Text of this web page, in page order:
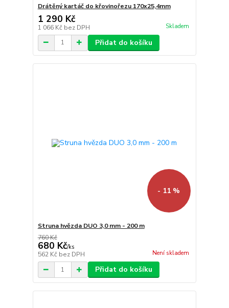
Drátěný kartáč do křovinořezu 170x25,4mm
1 290 Kč
1 066 Kč bez DPH Skladem
Přidat do košíku
- 11 %
Struna hvězda DUO 3,0 mm - 200 m
760 Kč
680 Kč/ks
562 Kč bez DPH Není skladem
Přidat do košíku